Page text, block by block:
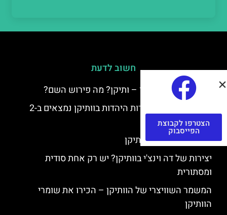
חשוב לדעת
למה קוראים לוותיקן – ותיקן? מה פירוש השם?
כתב יד ותיקן – אוצרות היהדות בוותיקן נמצאים ב-2
כתבי יד עתיקים
יצירות של רפאל בוותיקן
יצירות של דה וינצ'י בוותיקן? יש רק אחת סודית
ומסתורית
המשמר השוויצרי של הוותיקן – הכירו את שומרי
הוותיקן
הצטרפו לקבוצת
הפייסבוק